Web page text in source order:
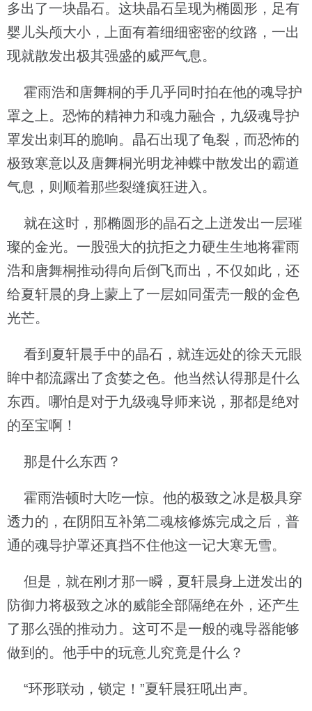
多出了一块晶石。这块晶石呈现为椭圆形，足有
婴儿头颅大小，上面有着细细密密的纹路，一出
现就散发出极其强盛的威严气息。
霍雨浩和唐舞桐的手几乎同时拍在他的魂导护
罩之上。恐怖的精神力和魂力融合，九级魂导护
罩发出刺耳的脆响。晶石出现了龟裂，而恐怖的
极致寒意以及唐舞桐光明龙神蝶中散发出的霸道
气息，则顺着那些裂缝疯狂进入。
就在这时，那椭圆形的晶石之上迸发出一层璀
璨的金光。一股强大的抗拒之力硬生生地将霍雨
浩和唐舞桐推动得向后倒飞而出，不仅如此，还
给夏轩晨的身上蒙上了一层如同蛋壳一般的金色
光芒。
看到夏轩晨手中的晶石，就连远处的徐天元眼
眸中都流露出了贪婪之色。他当然认得那是什么
东西。哪怕是对于九级魂导师来说，那都是绝对
的至宝啊！
那是什么东西？
霍雨浩顿时大吃一惊。他的极致之冰是极具穿
透力的，在阴阳互补第二魂核修炼完成之后，普
通的魂导护罩还真挡不住他这一记大寒无雪。
但是，就在刚才那一瞬，夏轩晨身上迸发出的
防御力将极致之冰的威能全部隔绝在外，还产生
了那么强的推动力。这可不是一般的魂导器能够
做到的。他手中的玩意儿究竟是什么？
“环形联动，锁定！”夏轩晨狂吼出声。